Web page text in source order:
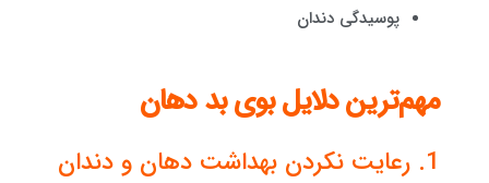
پوسیدگی دندان
مهم‌ترین دلایل بوی بد دهان
1. رعایت نکردن بهداشت دهان و دندان